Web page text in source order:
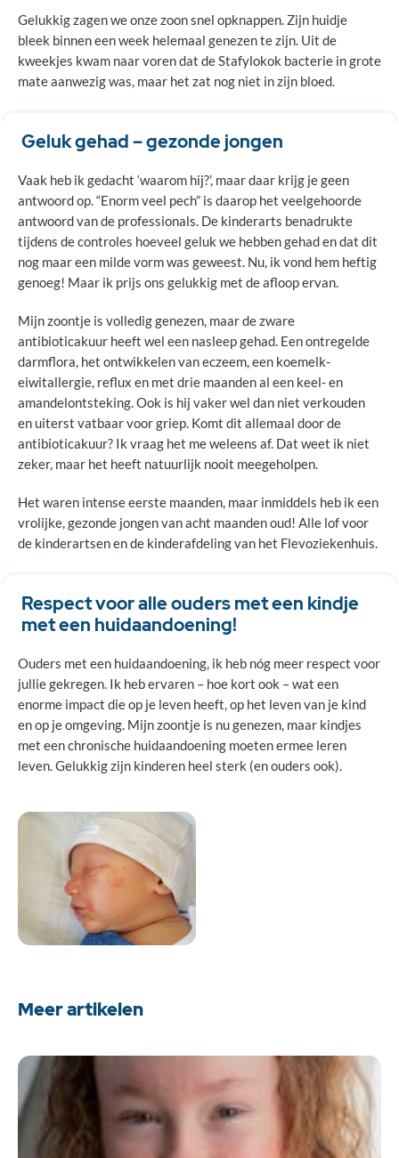
Gelukkig zagen we onze zoon snel opknappen. Zijn huidje
bleek binnen een week helemaal genezen te zijn. Uit de
kweekjes kwam naar voren dat de Stafylokok bacterie in grote
mate aanwezig was, maar het zat nog niet in zijn bloed.
Geluk gehad – gezonde jongen
Vaak heb ik gedacht ‘waarom hij?’, maar daar krijg je geen
antwoord op. “Enorm veel pech” is daarop het veelgehoorde
antwoord van de professionals. De kinderarts benadrukte
tijdens de controles hoeveel geluk we hebben gehad en dat dit
nog maar een milde vorm was geweest. Nu, ik vond hem heftig
genoeg! Maar ik prijs ons gelukkig met de afloop ervan.
Mijn zoontje is volledig genezen, maar de zware
antibioticakuur heeft wel een nasleep gehad. Een ontregelde
darmflora, het ontwikkelen van eczeem, een koemelk-
eiwitallergie, reflux en met drie maanden al een keel- en
amandelontsteking. Ook is hij vaker wel dan niet verkouden
en uiterst vatbaar voor griep. Komt dit allemaal door de
antibioticakuur? Ik vraag het me weleens af. Dat weet ik niet
zeker, maar het heeft natuurlijk nooit meegeholpen.
Het waren intense eerste maanden, maar inmiddels heb ik een
vrolijke, gezonde jongen van acht maanden oud! Alle lof voor
de kinderartsen en de kinderafdeling van het Flevoziekenhuis.
Respect voor alle ouders met een kindje
met een huidaandoening!
Ouders met een huidaandoening, ik heb nóg meer respect voor
jullie gekregen. Ik heb ervaren – hoe kort ook – wat een
enorme impact die op je leven heeft, op het leven van je kind
en op je omgeving. Mijn zoontje is nu genezen, maar kindjes
met een chronische huidaandoening moeten ermee leren
leven. Gelukkig zijn kinderen heel sterk (en ouders ook).
Meer artikelen